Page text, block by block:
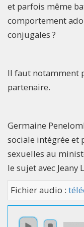
et parfois même
comportement
conjugales ?
Il faut notamment
partenaire.
Germaine
sociale intégrée et
sexuelles au
le sujet avec Jeany
Fichier audio :